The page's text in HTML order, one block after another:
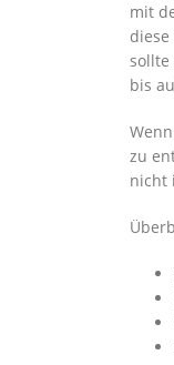
mit
sollte
bis
zu
nicht